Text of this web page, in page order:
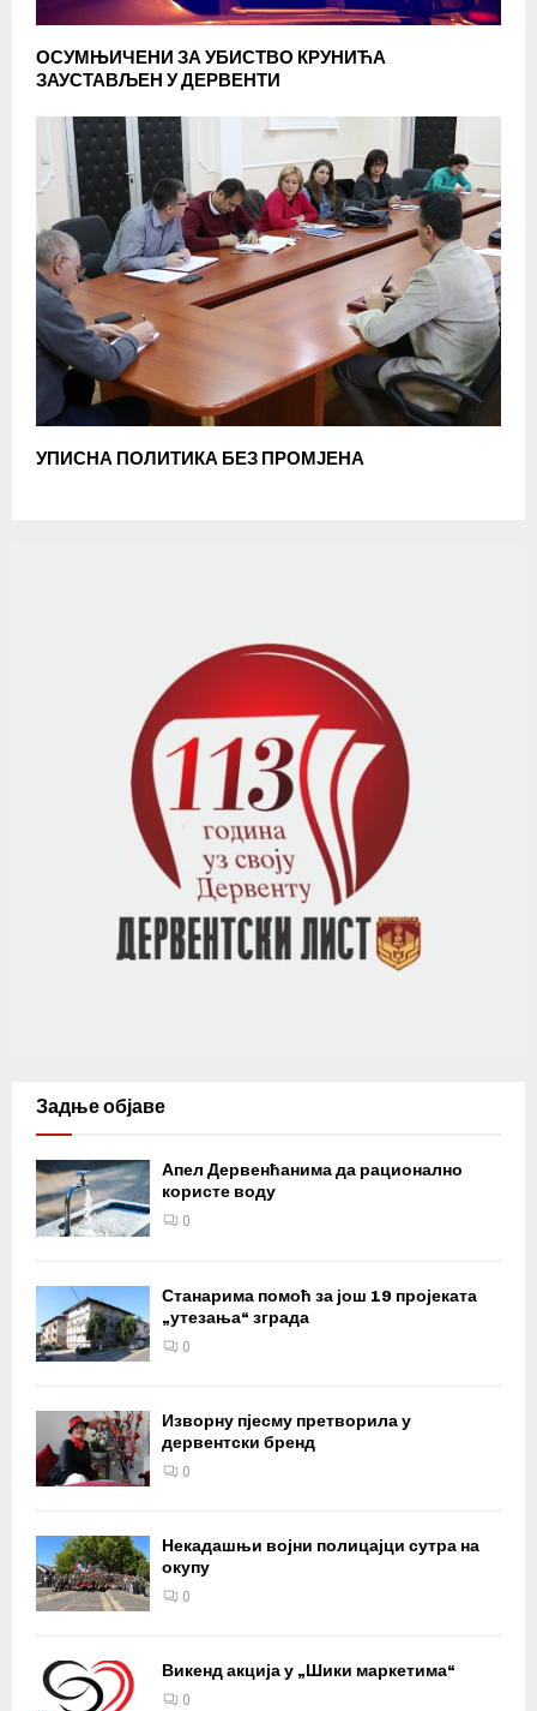
ОСУМЊИЧЕНИ ЗА УБИСТВО КРУНИЋА
ЗАУСТАВЉЕН У ДЕРВЕНТИ
УПИСНА ПОЛИТИКА БЕЗ ПРОМЈЕНА
Задње објаве
Апел Дервенћанима да рационално
користе воду
0
Станарима помоћ за још 19 пројеката
„утезања“ зграда
0
Изворну пјесму претворила у
дервентски бренд
0
Некадашњи војни полицајци сутра на
окупу
0
Викенд акција у „Шики маркетима“
0